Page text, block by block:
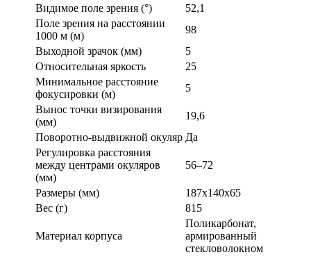
Видимое поле зрения (°)
52,1
Поле зрения на расстоянии
1000 м (м)
98
Выходной зрачок (мм)
5
Относительная яркость
25
Минимальное расстояние
фокусировки (м)
5
Вынос точки визирования
(мм)
19,6
Поворотно-выдвижной окуляр Да
Регулировка расстояния
между центрами окуляров
(мм)
56–72
Размеры (мм)
187x140x65
Вес (г)
815
Материал корпуса
Поликарбонат,
армированный
стекловолокном